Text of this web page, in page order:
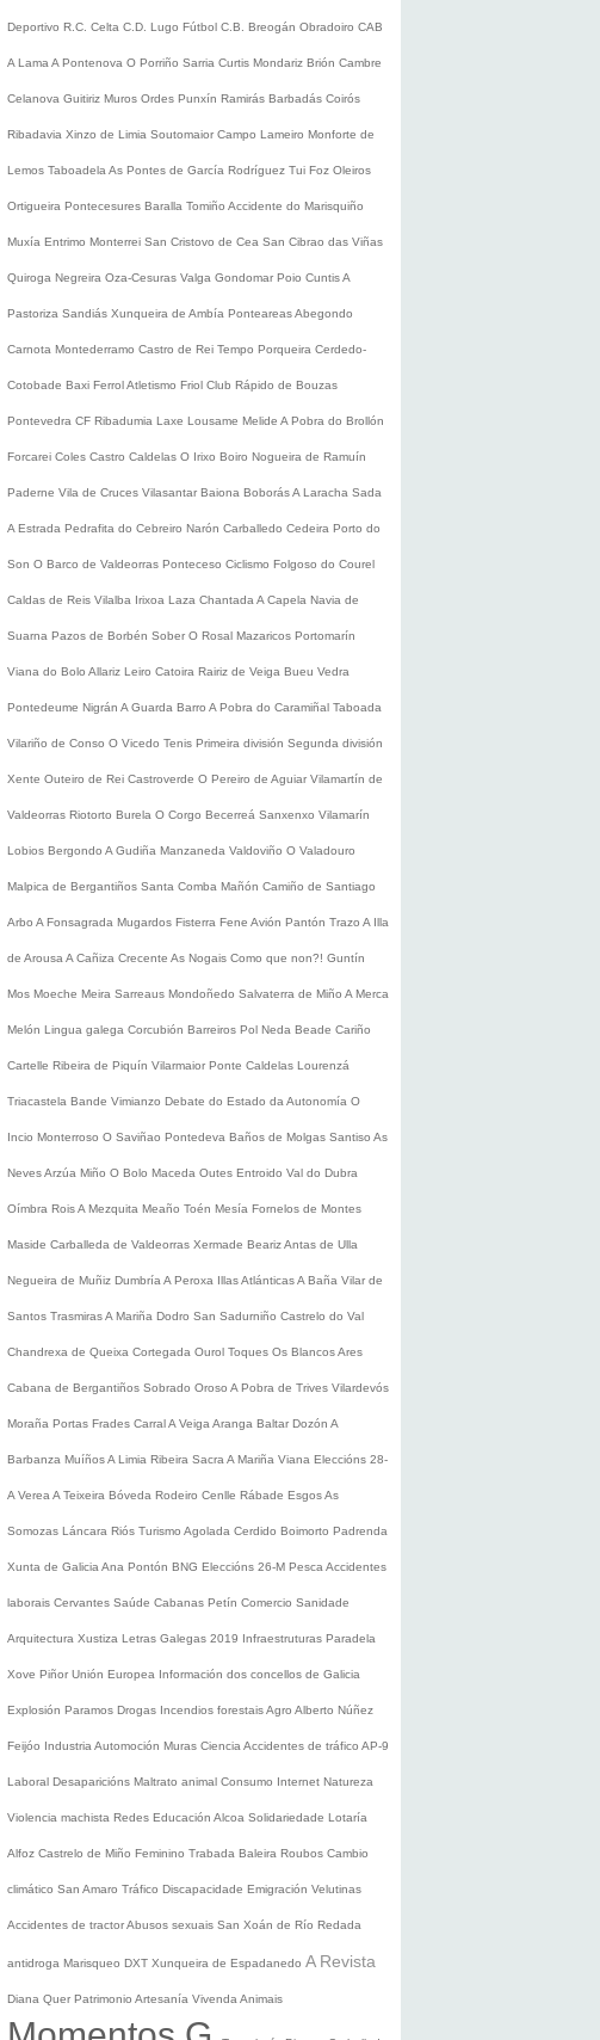
Deportivo R.C. Celta C.D. Lugo Fútbol C.B. Breogán Obradoiro CAB
A Lama A Pontenova O Porriño Sarria Curtis Mondariz Brión Cambre
Celanova Guitiriz Muros Ordes Punxín Ramirás Barbadás Coirós
Ribadavia Xinzo de Limia Soutomaior Campo Lameiro Monforte de
Lemos Taboadela As Pontes de García Rodríguez Tui Foz Oleiros
Ortigueira Pontecesures Baralla Tomiño Accidente do Marisquiño
Muxía Entrimo Monterrei San Cristovo de Cea San Cibrao das Viñas
Quiroga Negreira Oza-Cesuras Valga Gondomar Poio CuntisA
Pastoriza Sandiás Xunqueira de Ambía PonteareasAbegondo
Carnota Montederramo Castro de Rei Tempo Porqueira Cerdedo-
Cotobade Baxi FerrolAtletismo Friol Club Rápido de Bouzas
Pontevedra CF Ribadumia Laxe Lousame Melide A Pobra do Brollón
Forcarei Coles Castro Caldelas O Irixo Boiro Nogueira de Ramuín
Paderne Vila de Cruces Vilasantar Baiona BoborásA Laracha Sada
A Estrada Pedrafita do Cebreiro Narón Carballedo Cedeira Porto do
Son O Barco de Valdeorras Ponteceso Ciclismo Folgoso do Courel
Caldas de Reis Vilalba Irixoa Laza Chantada A Capela Navia de
Suarna Pazos de Borbén Sober O Rosal Mazaricos Portomarín
Viana do Bolo Allariz Leiro Catoira Rairiz de Veiga Bueu Vedra
Pontedeume Nigrán A Guarda Barro A Pobra do Caramiñal Taboada
Vilariño de Conso O Vicedo Tenis Primeira división Segunda división
Xente Outeiro de Rei Castroverde O Pereiro de Aguiar Vilamartín de
Valdeorras Riotorto Burela O Corgo Becerreá Sanxenxo Vilamarín
Lobios Bergondo A Gudiña Manzaneda Valdoviño O Valadouro
Malpica de Bergantiños Santa Comba Mañón Camiño de Santiago
Arbo A Fonsagrada Mugardos Fisterra Fene Avión Pantón Trazo A Illa
de Arousa A Cañiza Crecente As Nogais Como que non?! Guntín
Mos Moeche Meira Sarreaus Mondoñedo Salvaterra de Miño A Merca
Melón Lingua galega Corcubión Barreiros Pol Neda Beade Cariño
Cartelle Ribeira de Piquín Vilarmaior Ponte Caldelas Lourenzá
Triacastela Bande Vimianzo Debate do Estado da Autonomía O
Incio Monterroso O Saviñao Pontedeva Baños de Molgas Santiso As
NevesArzúa Miño O Bolo Maceda Outes Entroido Val do Dubra
Oímbra RoisA Mezquita Meaño Toén Mesía Fornelos de Montes
Maside Carballeda de Valdeorras Xermade BearizAntas de Ulla
Negueira de Muñiz Dumbría A Peroxa Illas AtlánticasA Baña Vilar de
Santos TrasmirasA Mariña Dodro San Sadurniño Castrelo do Val
Chandrexa de Queixa Cortegada Ourol Toques Os BlancosAres
Cabana de Bergantiños Sobrado Oroso A Pobra de Trives Vilardevós
Moraña Portas Frades CarralA Veiga Aranga Baltar Dozón A
Barbanza MuíñosA Limia Ribeira Sacra A Mariña Viana Eleccións 28-
A Verea A Teixeira Bóveda Rodeiro Cenlle Rábade EsgosAs
Somozas Láncara Riós Turismo Agolada Cerdido Boimorto Padrenda
Xunta de Galicia Ana Pontón BNG Eleccións 26-M Pesca Accidentes
laborais Cervantes Saúde Cabanas Petín Comercio Sanidade
Arquitectura Xustiza Letras Galegas 2019 Infraestruturas Paradela
Xove Piñor Unión Europea Información dos concellos de Galicia
Explosión Paramos Drogas Incendios forestaisAgro Alberto Núñez
Feijóo Industria Automoción Muras Ciencia Accidentes de tráfico AP-9
Laboral Desaparicións Maltrato animal Consumo Internet Natureza
Violencia machista Redes Educación Alcoa Solidariedade Lotaría
Alfoz Castrelo de Miño Feminino Trabada Baleira Roubos Cambio
climático San Amaro Tráfico Discapacidade Emigración Velutinas
Accidentes de tractorAbusos sexuais San Xoán de Río Redada
antidroga Marisqueo DXT Xunqueira de Espadanedo A Revista
Diana Quer Patrimonio Artesanía Vivenda Animais